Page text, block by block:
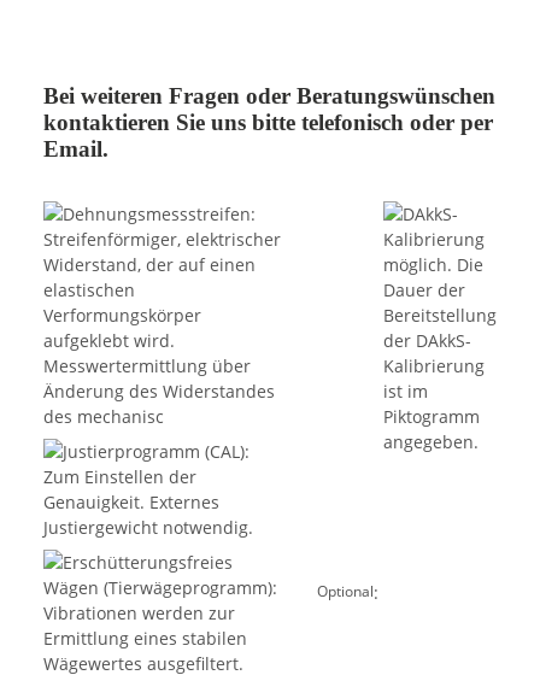
Bei weiteren Fragen oder Beratungswünschen
kontaktieren Sie uns bitte telefonisch oder per
Email.
Optional: